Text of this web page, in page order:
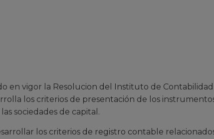
en vigor la Resolucion del Instituto de
los criterios de presentación de los
sociedades de capital.
los criterios de registro contable